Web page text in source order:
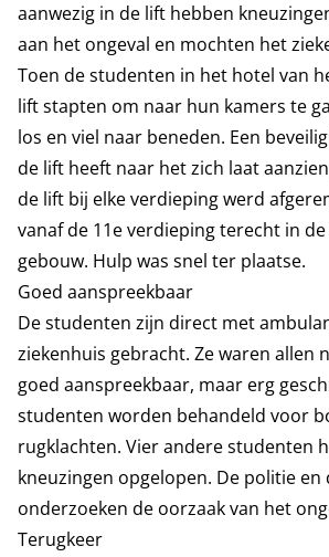
aanwezig in de lift hebben
aan het ongeval en mochten het
Toen de studenten in het hotel van
lift stapten om naar hun kamers te
los en viel naar beneden. Een
de lift heeft naar het zich laat
de lift bij elke verdieping werd
vanaf de 11e verdieping terecht in
gebouw. Hulp was snel ter plaatse.
Goed aanspreekbaar
De studenten zijn direct met
ziekenhuis gebracht. Ze waren allen
goed aanspreekbaar, maar erg
studenten worden behandeld voor
rugklachten. Vier andere studenten
kneuzingen opgelopen. De politie
onderzoeken de oorzaak van het
Terugkeer